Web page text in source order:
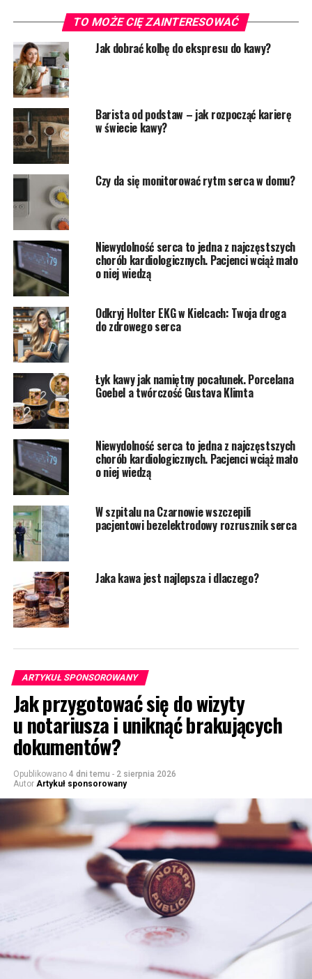
TO MOŻE CIĘ ZAINTERESOWAĆ
Jak dobrać kolbę do ekspresu do kawy?
Barista od podstaw – jak rozpocząć karierę
w świecie kawy?
Czy da się monitorować rytm serca w domu?
Niewydolność serca to jedna z najczęstszych
chorób kardiologicznych. Pacjenci wciąż mało
o niej wiedzą
Odkryj Holter EKG w Kielcach: Twoja droga
do zdrowego serca
Łyk kawy jak namiętny pocałunek. Porcelana
Goebel a twórczość Gustava Klimta
Niewydolność serca to jedna z najczęstszych
chorób kardiologicznych. Pacjenci wciąż mało
o niej wiedzą
W szpitalu na Czarnowie wszczepili
pacjentowi bezelektrodowy rozrusznik serca
Jaka kawa jest najlepsza i dlaczego?
ARTYKUŁ SPONSOROWANY
Jak przygotować się do wizyty
u notariusza i uniknąć brakujących
dokumentów?
Opublikowano 4 dni temu - 2 sierpnia 2026
Autor Artykuł sponsorowany